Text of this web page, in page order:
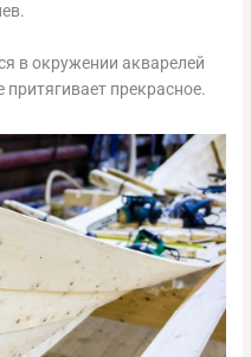
в окружении акварелей
прекрасное.